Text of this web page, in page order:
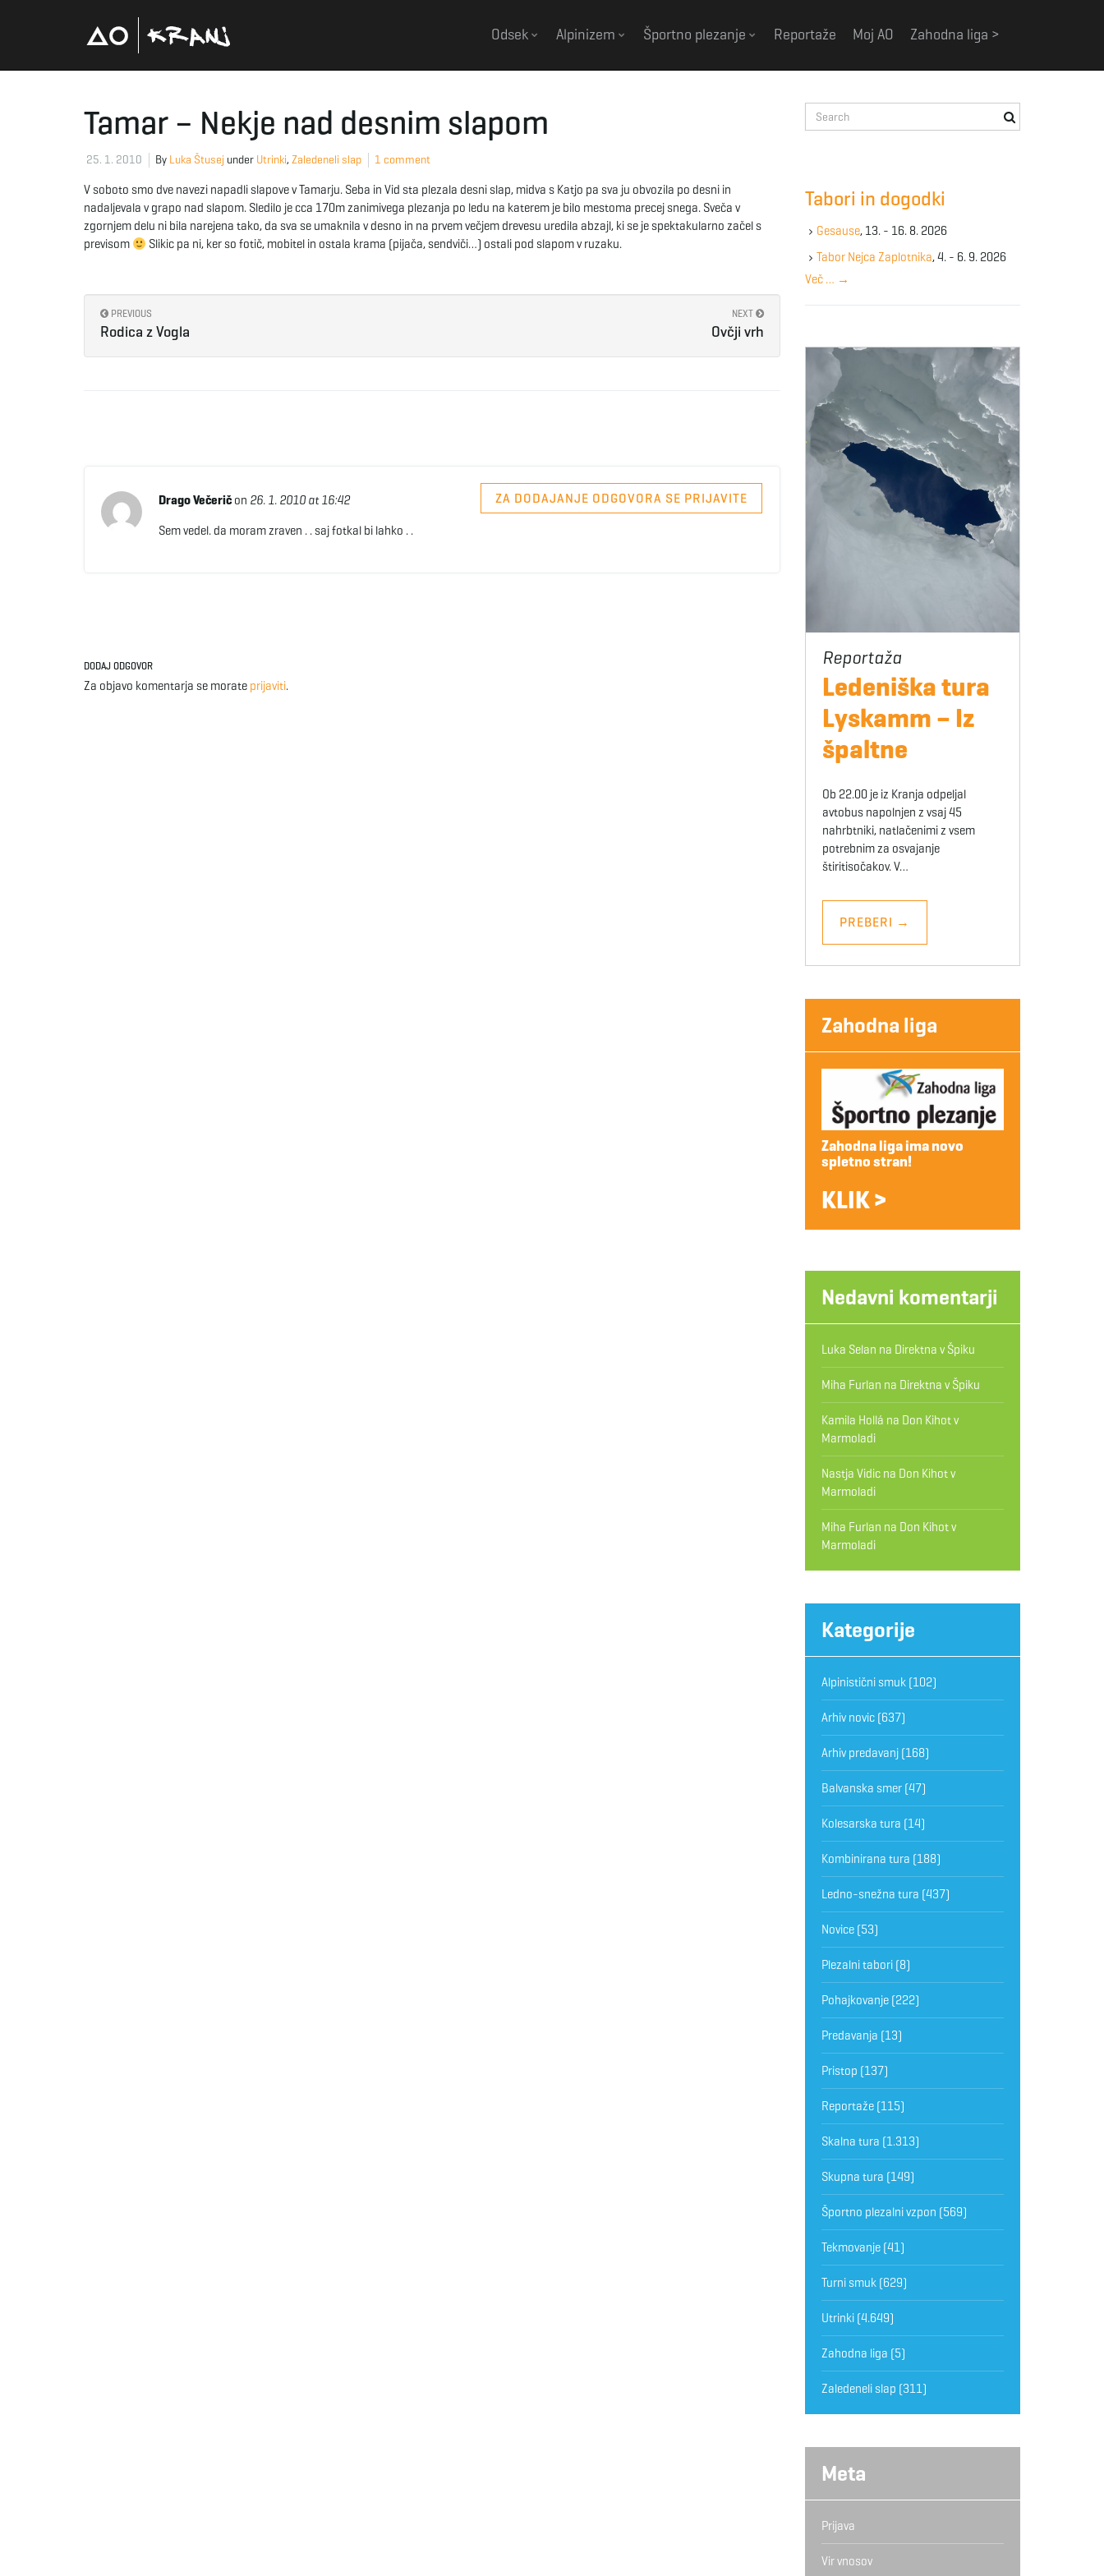
Odsek Alpinizem Športno plezanje Reportaže Moj AO Zahodna liga >
Tamar – Nekje nad desnim slapom
25. 1. 2010 By Luka Štusej under Utrinki, Zaledeneli slap 1 comment
V soboto smo dve navezi napadli slapove v Tamarju. Seba in Vid sta plezala desni slap, midva s Katjo pa sva ju obvozila po desni in
nadaljevala v grapo nad slapom. Sledilo je cca 170m zanimivega plezanja po ledu na katerem je bilo mestoma precej snega. Sveča v
zgornjem delu ni bila narejena tako, da sva se umaknila v desno in na prvem večjem drevesu uredila abzajl, ki se je spektakularno začel s
previsom
Slikic pa ni, ker so fotič, mobitel in ostala krama (pijača, sendviči…) ostali pod slapom v ruzaku.
PREVIOUS
Rodica z Vogla
NEXT
Ovčji vrh
Drago Večeričon 26. 1. 2010 at 16:42 ZA DODAJANJE ODGOVORA SE PRIJAVITE
Sem vedel. da moram zraven . . saj fotkal bi lahko . .
DODAJ ODGOVOR
Za objavo komentarja se morate prijaviti.
e
e
y
w
r
Tabori in dogodki
Gesause, 13. - 16. 8. 2026
Tabor Nejca Zaplotnika, 4. - 6. 9. 2026
Več … →
Ledeniška tura
Lyskamm – Iz
špaltne
Ob 22.00 je iz Kranja odpeljal
avtobus napolnjen z vsaj 45
nahrbtniki, natlačenimi z vsem
potrebnim za osvajanje
štiritisočakov. V…
PREBERI →
Zahodna liga
Zahodna liga ima novo
spletno stran!
KLIK >
Nedavni komentarji
Luka Selan na Direktna v Špiku
Miha Furlan na Direktna v Špiku
Kamila Hollá na Don Kihot v
Marmoladi
Nastja Vidicna Don Kihot v
Marmoladi
Miha Furlan na Don Kihot v
Marmoladi
Kategorije
Alpinistični smuk(102)
Arhiv novic(637)
Arhiv predavanj(168)
Balvanska smer(47)
Kolesarska tura (14)
Kombinirana tura (188)
Ledno-snežna tura (437)
Novice(53)
Plezalni tabori(8)
Pohajkovanje(222)
Predavanja (13)
Pristop (137)
Reportaže(115)
Skalna tura (1.313)
Skupna tura (149)
Športno plezalni vzpon (569)
Tekmovanje(41)
Turni smuk(629)
Utrinki(4.649)
Zahodna liga (5)
Zaledeneli slap (311)
Meta
Prijava
Vir vnosov